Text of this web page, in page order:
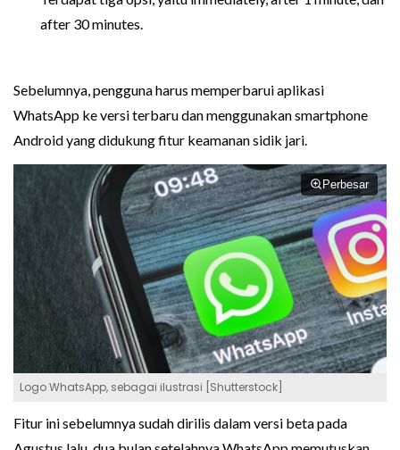
after 30 minutes.
Sebelumnya, pengguna harus memperbarui aplikasi
WhatsApp ke versi terbaru dan menggunakan smartphone
Android yang didukung fitur keamanan sidik jari.
Perbesar
Logo WhatsApp, sebagai ilustrasi [Shutterstock]
Fitur ini sebelumnya sudah dirilis dalam versi beta pada